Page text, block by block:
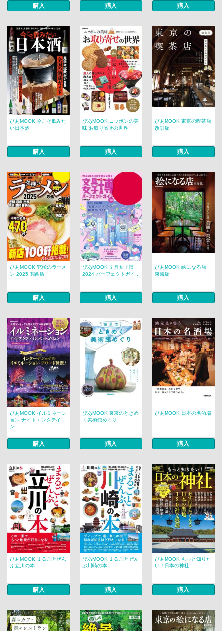
購入 購入 購入
ぴあMOOK 今こそ飲みた
い日本酒
購入
ぴあMOOK ニッポンの美
味 お取り寄せの世界
購入
ぴあMOOK 東京の喫茶店
改訂版
購入
ぴあMOOK 究極のラーメ
ン 2025 関西版
購入
ぴあMOOK 文具女子博
2024 パーフェクトガイ...
購入
ぴあMOOK 絵になる店
東海版
購入
ぴあMOOK イルミネーシ
ョン ナイトエンタテイ
ン...
購入
ぴあMOOK 東京のときめ
く美術館めぐり
購入
ぴあMOOK 日本の名酒場
購入
ぴあMOOK まるごとぜん
ぶ立川の本
購入
ぴあMOOK まるごとぜん
ぶ川崎の本
購入
ぴあMOOK もっと知りた
い！日本の神社
購入